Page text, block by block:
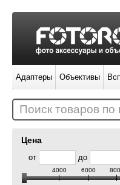
Цена
от до
4000 6000
Адаптеры Объективы
Поиск товаров по